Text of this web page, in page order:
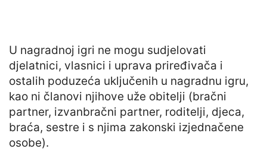
U nagradnoj igri ne mogu sudjelovati
djelatnici, vlasnici i uprava priređivača i
ostalih poduzeća uključenih u nagradnu igru,
kao ni članovi njihove uže obitelji (bračni
partner, izvanbračni partner, roditelji, djeca,
braća, sestre i s njima zakonski izjednačene
osobe).